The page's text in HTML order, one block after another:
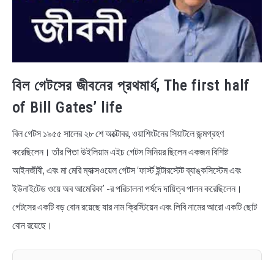
বিল গেটসের জীবনের প্রথমার্ধ, The first half
of Bill Gates’ life
বিল গেটস ১৯৫৫ সালের ২৮ শে অক্টোবর, ওয়াশিংটনের সিয়াটলে জন্মগ্রহণ
করেছিলেন। তাঁর পিতা উইলিয়াম এইচ গেটস সিনিয়র ছিলেন একজন বিশিষ্ট
আইনজীবী, এবং মা মেরি ম্যাক্সওয়েল গেটস ‘ফার্স্ট ইন্টারস্টেট ব্যাঙ্কসিস্টেম এবং
ইউনাইটেড ওয়ে অব আমেরিকা’ -র পরিচালনা পর্ষদে দায়িত্ব পালন করেছিলেন।
গেটসের একটি বড় বোন রয়েছে যার নাম ক্রিস্টিয়েন এবং লিবি নামের আরো একটি ছোট
বোন রয়েছে।